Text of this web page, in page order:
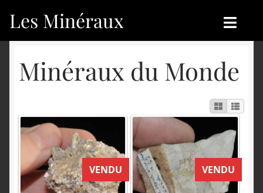
Aller
à
navigation
Aller
au
Les Minéraux
Catégories
Achat
Mon compte
Boutique
Blog
Achat
Minéraux du Monde
VENDU VENDU